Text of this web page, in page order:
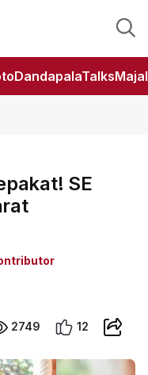
DandapalaTalks
SE
2749 12